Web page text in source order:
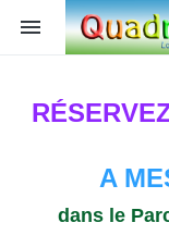
menu
A
dans le